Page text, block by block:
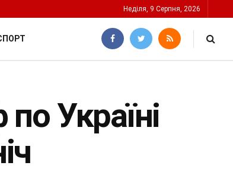
Неділя, 9 Серпня, 2026
Україні